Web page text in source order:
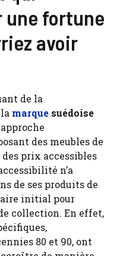
une fortune
avoir
de la
marque suédoise
des meubles de
prix accessibles
n’a
de ses produits de
initial pour
collection. En effet,
80 et 90, ont